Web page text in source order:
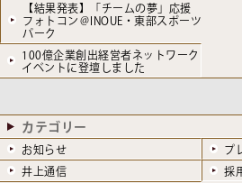
【結果発表】「チームの夢」応援
フォトコン＠INOUE・東部スポーツ
パーク
100億企業創出経営者ネットワーク
イベントに登壇しました
カテゴリー
お知らせ
プ
井上通信
採